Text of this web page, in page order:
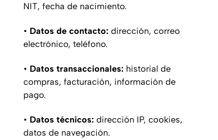
NIT, fecha de nacimiento.
• Datos de contacto: dirección, correo
electrónico, teléfono.
• Datos transaccionales: historial de
compras, facturación, información de
pago.
• Datos técnicos: dirección IP, cookies,
datos de navegación.